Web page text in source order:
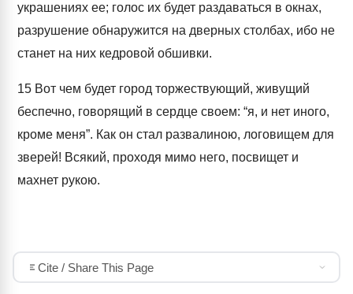
украшениях ее; голос их будет раздаваться в окнах,
разрушение обнаружится на дверных столбах, ибо не
станет на них кедровой обшивки.
15 Вот чем будет город торжествующий, живущий
беспечно, говорящий в сердце своем: “я, и нет иного,
кроме меня”. Как он стал развалиною, логовищем для
зверей! Всякий, проходя мимо него, посвищет и
махнет рукою.
Cite / Share This Page